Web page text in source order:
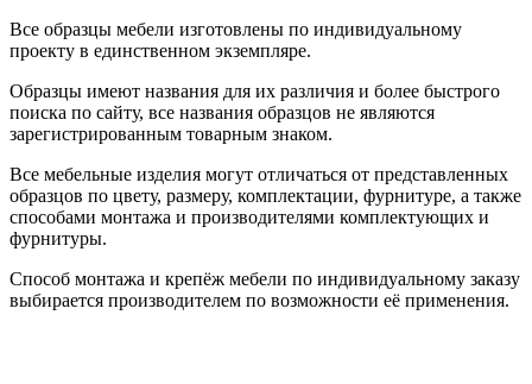
Все образцы мебели изготовлены по индивидуальному
проекту в единственном экземпляре.
Образцы имеют названия для их различия и более быстрого
поиска по сайту, все названия образцов не являются
зарегистрированным товарным знаком.
Все мебельные изделия могут отличаться от представленных
образцов по цвету, размеру, комплектации, фурнитуре, а также
способами монтажа и производителями комплектующих и
фурнитуры.
Способ монтажа и крепёж мебели по индивидуальному заказу
выбирается производителем по возможности её применения.